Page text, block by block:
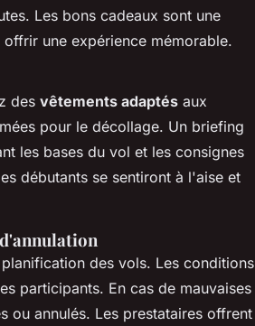
Les bons cadeaux sont une
une expérience mémorable.
des vêtements adaptés aux
pour le décollage. Un briefing
les bases du vol et les consignes
débutants se sentiront à l'aise et
des vols. Les conditions
participants. En cas de mauvaises
ou annulés. Les prestataires offrent